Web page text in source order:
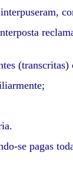
(transcritas)
se pagas